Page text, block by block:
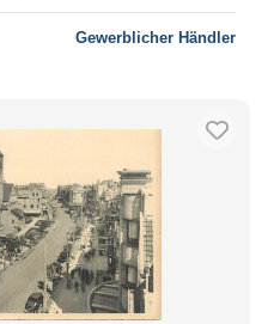
Gewerblicher Händler